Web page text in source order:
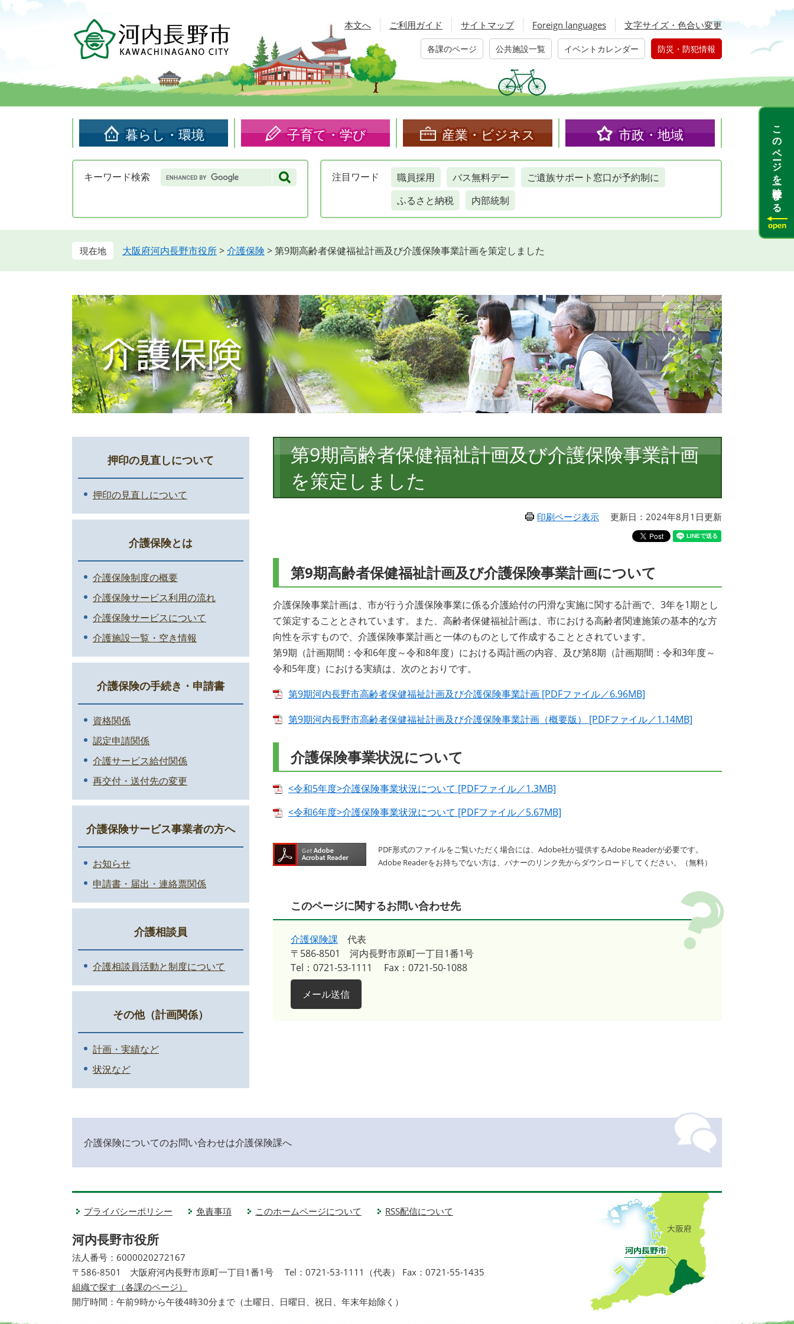
頭
す。
飛
し
本文へ ご利用ガイド サイトマップ Foreign languages 文字サイズ・色合い変更
各課のページ 公共施設一覧 イベントカレンダー 防災・防犯情報
暮らし・環境 子育て・学び 産業・ビジネス 市政・地域
キーワード検索 Google
カ
検
注目 ワード 職員採用 バス無料デー
ご遺族サポート窓口が予約制に
ふるさと納税
内部統制
大阪府河内長野市役所>介護保険 >第9期高齢者保健福祉計画及び介護保険事業計画を策定しました
文
第9期高齢者保健福祉計画及び介護保険事業計画
を策定しました
印刷ページ表示 更新日：2024年8月1日更新
第9期高齢者保健福祉計画及び介護保険事業計画について
介護保険事業計画は、市が行う介護保険事業に係る介護給付の円滑な実施に関する計画で、3年を1期とし
て策定することとされています。また、高齢者保健福祉計画は、市における高齢者関連施策の基本的な方
向性を示すもので、介護保険事業計画と一体のものとして作成することとされています。
第9期（計画期間：令和6年度～令和8年度）における両計画の内容、及び第8期（計画期間：令和3年度～
令和5年度）における実績は、次のとおりです。
第9期河内長野市高齢者保健福祉計画及び介護保険事業計画 [PDFファイル／6.96MB]
第9期河内長野市高齢者保健福祉計画及び介護保険事業計画（概要版） [PDFファイル／1.14MB]
介護保険事業状況について
<令和5年度>介護保険事業状況について [PDFファイル／1.3MB]
<令和6年度>介護保険事業状況について [PDFファイル／5.67MB]
PDF形式のファイルをご覧いただく場合には、Adobe社が提供するAdobe Readerが必要です。
Adobe Readerをお持ちでない方は、バナーのリンク先からダウンロードしてください。（無料）
このページに関するお問い合わせ先
介護保険課
代表
〒586-8501
河内長野市原町一丁目1番1号
Tel：0721-53-1111
Fax：0721-50-1088
メール送信
押印の見直しについて
押印の見直しについて
介護保険とは
介護保険制度の概要
介護保険サービス利用の流れ
介護保険サービスについて
介護施設一覧・空き情報
介護保険の手続き・申請書
資格関係
認定申請関係
介護サービス給付関係
再交付・送付先の変更
介護保険サービス事業者の方へ
お知らせ
申請書・届出・連絡票関係
介護相談員
介護相談員活動と制度について
その他（計画関係）
計画・実績など
状況など
介護保険についてのお問い合わせは介護保険課へ
プライバシーポリシー 免責事項 このホームページについて RSS配信について
河内長野市役所
法人番号：6000020272167
〒586-8501 大阪府河内長野市原町一丁目1番1号
Tel：0721-53-1111（代表） Fax：0721-55-1435
組織で探す（各課のページ）
開庁時間：午前9時から午後4時30分まで（土曜日、日曜日、祝日、年末年始除く）
このページを一時保存する